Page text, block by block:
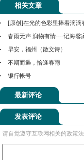
相关文章
[原创]在光的色彩里捧着滴滴
春雨无声 润物有情----记海馨
早安，福州（散文诗）
不期而遇，恰逢春雨
银行帐号
最新评论
发表评论
请自觉遵守互联网相关的政策